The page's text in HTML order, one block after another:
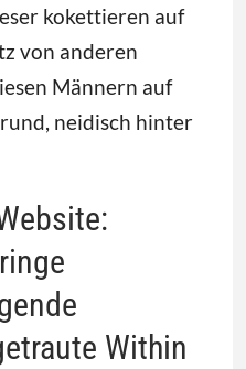
kokettieren auf
von anderen
Männern auf
neidisch hinter
Within